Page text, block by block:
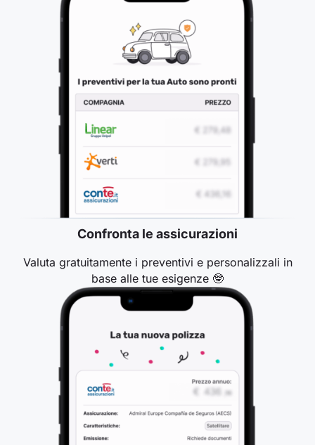
Confronta le assicurazioni
Valuta gratuitamente i preventivi e personalizzali in
base alle tue esigenze 🤓